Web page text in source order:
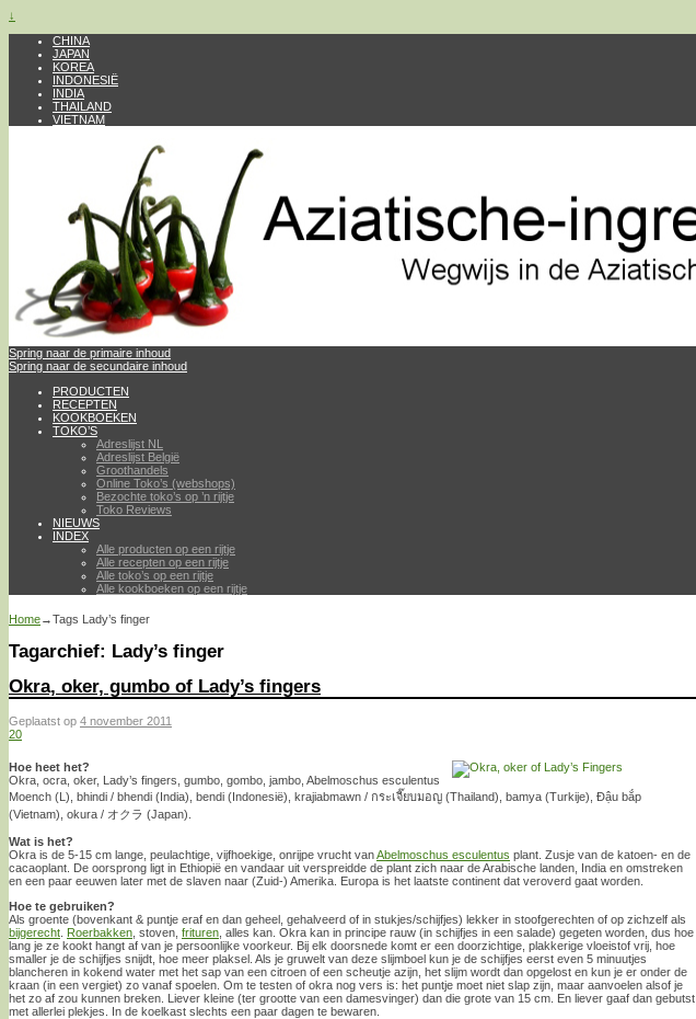
↓
CHINA
JAPAN
KOREA
INDONESIË
INDIA
THAILAND
VIETNAM
Spring naar de primaire inhoud
Spring naar de secundaire inhoud
PRODUCTEN
RECEPTEN
KOOKBOEKEN
TOKO’S
Adreslijst NL
Adreslijst België
Groothandels
Online Toko’s (webshops)
Bezochte toko’s op ’n rijtje
Toko Reviews
NIEUWS
INDEX
Alle producten op een rijtje
Alle recepten op een rijtje
Alle toko’s op een rijtje
Alle kookboeken op een rijtje
Home→Tags Lady’s finger
Tagarchief: Lady’s finger
Okra, oker, gumbo of Lady’s fingers
Geplaatst op 4 november 2011
20
Hoe heet het?
Okra, ocra, oker, Lady’s fingers, gumbo, gombo, jambo, Abelmoschus esculentus
Moench (L), bhindi / bhendi (India), bendi (Indonesië), krajiabmawn / กระเจี๊ยบมอญ (Thailand), bamya (Turkije), Đậu bắp
(Vietnam), okura / オクラ (Japan).
Wat is het?
Okra is de 5-15 cm lange, peulachtige, vijfhoekige, onrijpe vrucht vanAbelmoschus esculentus plant. Zusje van de katoen- en de
cacaoplant. De oorsprong ligt in Ethiopië en vandaar uit verspreidde de plant zich naar de Arabische landen, India en omstreken
en een paar eeuwen later met de slaven naar (Zuid-) Amerika. Europa is het laatste continent dat veroverd gaat worden.
Hoe te gebruiken?
Als groente (bovenkant & puntje eraf en dan geheel, gehalveerd of in stukjes/schijfjes) lekker in stoofgerechten of op zichzelf als
bijgerecht Roerbakken , stoven, frituren , alles kan. Okra kan in principe rauw (in schijfjes in een salade) gegeten worden, dus hoe
lang je ze kookt hangt af van je persoonlijke voorkeur. Bij elk doorsnede komt er een doorzichtige, plakkerige vloeistof vrij, hoe
smaller je de schijfjes snijdt, hoe meer plaksel. Als je gruwelt van deze slijmboel kun je de schijfjes eerst even 5 minuutjes
blancheren in kokend water met het sap van een citroen of een scheutje azijn, het slijm wordt dan opgelost en kun je er onder de
kraan (in een vergiet) zo vanaf spoelen. Om te testen of okra nog vers is: het puntje moet niet slap zijn, maar aanvoelen alsof je
het zo af zou kunnen breken. Liever kleine (ter grootte van een damesvinger) dan die grote van 15 cm. En liever gaaf dan gebutst
met allerlei plekjes. In de koelkast slechts een paar dagen te bewaren.